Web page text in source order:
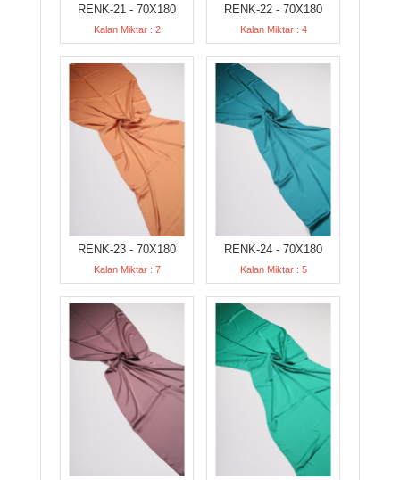
RENK-21 - 70X180
Kalan Miktar : 2
RENK-22 - 70X180
Kalan Miktar : 4
RENK-23 - 70X180
Kalan Miktar : 7
RENK-24 - 70X180
Kalan Miktar : 5